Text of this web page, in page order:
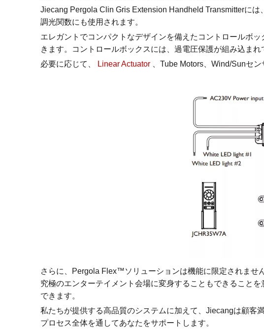
Jiecang Pergola Clin Gris Extension Handheld Transmitterに
調光関数にも使用されます。
エレガントでコンパクトなデザインを備えたコントロールボ
きます。コントロールボックスには、過電圧保護が組み込ま
必要に応じて、
Linear Actuator 、Tube Motors、Wind/Sunセ
さらに、Pergola Flex™ソリューションは機能に限定されませ
究極のエンターテイメント会場に変身することもできること
できます。
私たちが提供する高品質のシステムに加えて、Jiecangは顧客
プロセス全体を通してあなたをサポートします。